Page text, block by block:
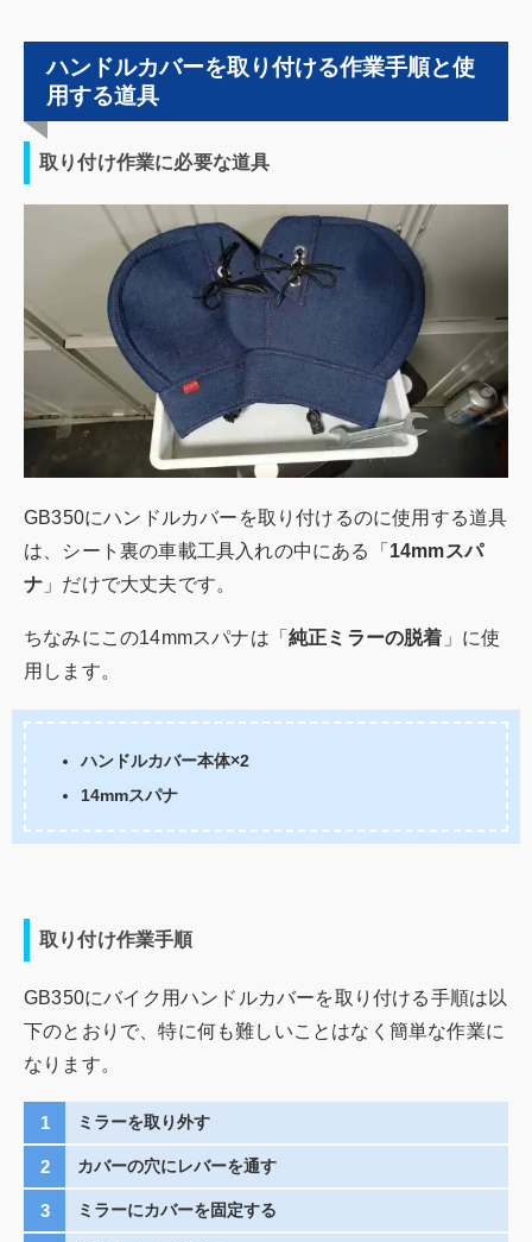
ハンドルカバーを取り付ける作業手順と使
用する道具
取り付け作業に必要な道具
GB350にハンドルカバーを取り付けるのに使用する道具
は、シート裏の車載工具入れの中にある「 14mmスパ
ナ 」だけで大丈夫です。
ちなみにこの14mmスパナは「 純正ミラーの脱着 」に使
用します。
ハンドルカバー本体×2
14mmスパナ
取り付け作業手順
GB350にバイク用ハンドルカバーを取り付ける手順は以
下のとおりで、特に何も難しいことはなく簡単な作業に
なります。
ミラーを取り外す
カバーの穴にレバーを通す
ミラーにカバーを固定する